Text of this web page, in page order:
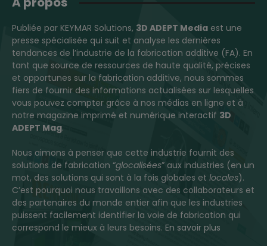
Publiée par KEYMAR Solutions, 3D ADEPT Media est une
presse spécialisée qui suit et analyse les dernières
tendances de l’industrie de la fabrication additive (FA). En
tant que source de ressources de haute qualité, précises
et opportunes sur la fabrication additive, nous sommes
fiers de fournir des informations actualisées sur lesquelles
vous pouvez compter grâce à nos médias en ligne et à
notre magazine imprimé et numérique interactif 3D
ADEPT Mag.
Nous aimons à penser que cette industrie fournit des
solutions de fabrication “glocalisées” aux industries (en un
mot, des solutions qui sont à la fois globales et locales).
C’est pourquoi nous travaillons avec des collaborateurs et
des partenaires du monde entier afin que les industries
puissent facilement identifier la voie de fabrication qui
correspond le mieux à leurs besoins. En savoir plus